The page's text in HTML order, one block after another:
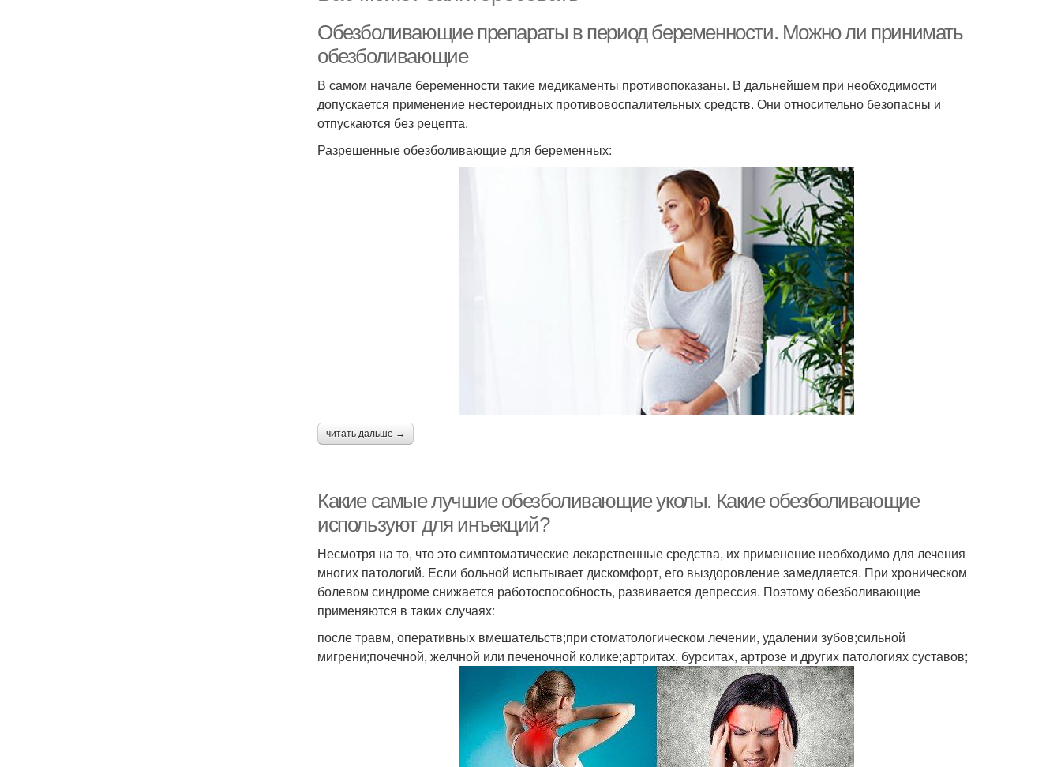
Обезболивающие препараты в период беременности. Можно ли принимать
обезболивающие
В самом начале беременности такие медикаменты противопоказаны. В дальнейшем при необходимости
допускается применение нестероидных противовоспалительных средств. Они относительно безопасны и
отпускаются без рецепта.
Разрешенные обезболивающие для беременных:
читать дальше →
Какие самые лучшие обезболивающие уколы. Какие обезболивающие
используют для инъекций?
Несмотря на то, что это симптоматические лекарственные средства, их применение необходимо для лечения
многих патологий. Если больной испытывает дискомфорт, его выздоровление замедляется. При хроническом
болевом синдроме снижается работоспособность, развивается депрессия. Поэтому обезболивающие
применяются в таких случаях:
после травм, оперативных вмешательств;при стоматологическом лечении, удалении зубов;сильной
мигрени;почечной, желчной или печеночной колике;артритах, бурситах, артрозе и других патологиях суставов;